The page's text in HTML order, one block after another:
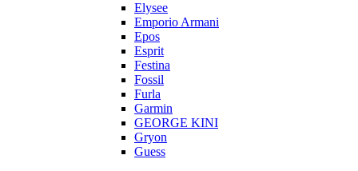
Elysee
Emporio Armani
Epos
Esprit
Festina
Fossil
Furla
Garmin
GEORGE KINI
Gryon
Guess